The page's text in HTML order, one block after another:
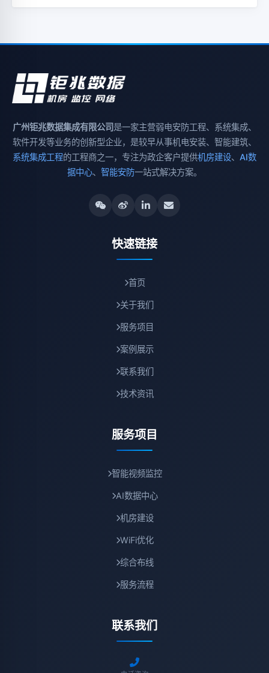
广州钜兆数据集成有限公司是一家主营弱电安防工程、系统集成、
软件开发等业务的创新型企业，是较早从事机电安装、智能建筑、
系统集成工程的工程商之一，专注为政企客户提供机房建设、 AI数
据中心、 智能安防一站式解决方案。
快速链接
首页
关于我们
服务项目
案例展示
联系我们
技术资讯
服务项目
智能视频监控
AI数据中心
机房建设
WiFi优化
综合布线
服务流程
联系我们